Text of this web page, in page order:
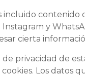
contenido
Instagram y
cierta
privacidad de
Los datos